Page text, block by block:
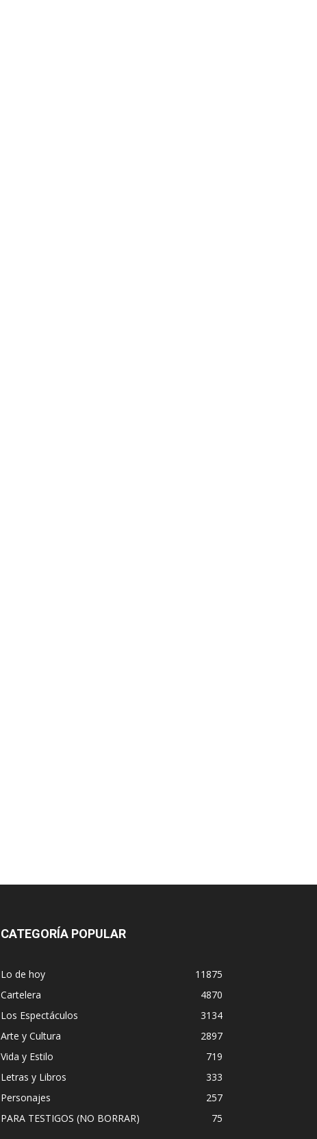
CATEGORÍA POPULAR
Lo de hoy
11875
Cartelera
4870
Los Espectáculos
3134
Arte y Cultura
2897
Vida y Estilo
719
Letras y Libros
333
Personajes
257
PARA TESTIGOS (NO BORRAR)
75